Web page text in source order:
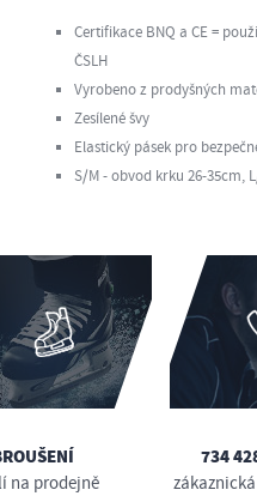
Certifikace BNQ a CE =
ČSLH
Vyrobeno z prodyšných
Zesílené švy
Elastický pásek pro
S/M - obvod krku 26-35cm,
na prodejně
734